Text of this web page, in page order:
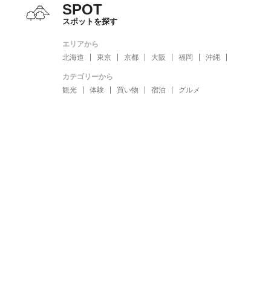
SPOT
スポットを探す
エリアから
北海道
東京 京都 大阪 福岡 沖縄
カテゴリーから
観光
体験 買い物 宿泊 グルメ